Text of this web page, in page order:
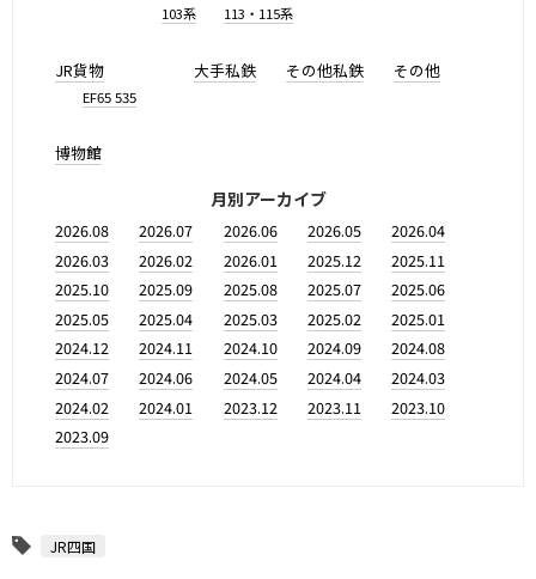
103系 113・115系
JR貨物
EF65 535
大手私鉄 その他私鉄 その他
博物館
月別アーカイブ
2026.08 2026.07 2026.06 2026.05
2026.04
2026.03
2026.02 2026.01 2025.12
2025.11
2025.10
2025.09 2025.08 2025.07
2025.06
2025.05
2025.04 2025.03 2025.02
2025.01
2024.12
2024.11 2024.10 2024.09
2024.08
2024.07
2024.06 2024.05 2024.04
2024.03
2024.02
2024.01 2023.12 2023.11
2023.10
2023.09
JR四国